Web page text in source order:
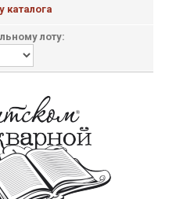
каталога
лоту: